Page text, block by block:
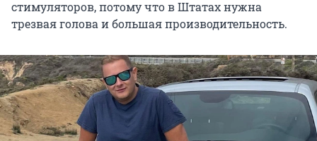
стимуляторов, потому что в Штатах нужна
трезвая голова и большая производительность.